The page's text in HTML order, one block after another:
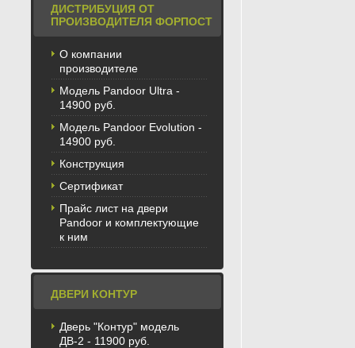
ДИСТРИБУЦИЯ ОТ
ПРОИЗВОДИТЕЛЯ ФОРПОСТ
О компании
производителе
Модель Pandoor Ultra -
14900 руб.
Модель Pandoor Evolution -
14900 руб.
Конструкция
Сертификат
Прайс лист на двери
Pandoor и комплектующие
к ним
ДВЕРИ КОНТУР
Дверь "Контур" модель
ДВ-2 - 11900 руб.